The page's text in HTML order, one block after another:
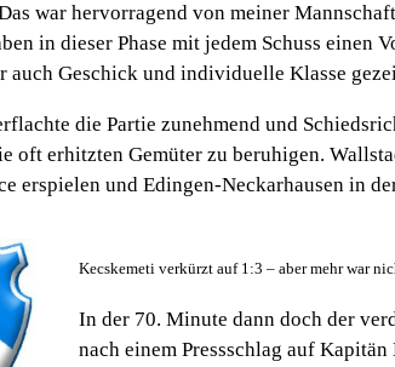
war hervorragend von meiner
in dieser Phase mit jedem Schuss einen
auch Geschick und individuelle Klasse
die Partie zunehmend und
oft erhitzten Gemüter zu beruhigen.
erspielen und Edingen-Neckarhausen in
Kecskemeti verkürzt auf 1:3 – aber mehr war
In der 70. Minute dann doch der
nach einem Pressschlag auf